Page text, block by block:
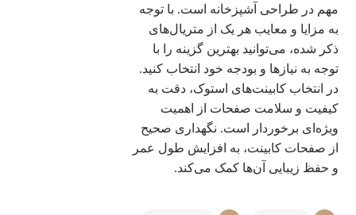
مهم در طراحی آشپزخانه است. با توجه
به مزایا و معایب هر یک از متریال‌های
ذکر شده، می‌توانید بهترین گزینه را با
توجه به نیازها و بودجه خود انتخاب کنید.
در انتخاب کابینت‌های استوک، دقت به
کیفیت و سلامت صفحات از اهمیت
ویژه‌ای برخوردار است. نگهداری صحیح
از صفحات کابینت، به افزایش طول عمر
و حفظ زیبایی آن‌ها کمک می‌کند.